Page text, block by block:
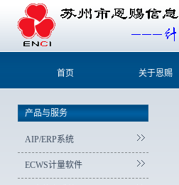
首页 关于恩赐
产品与服务
AIP/ERP系统
ECWS计量软件